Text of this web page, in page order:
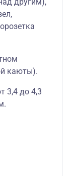
каюты).
3,4 до 4,3